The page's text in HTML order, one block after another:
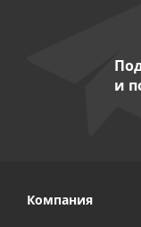
и
Компания